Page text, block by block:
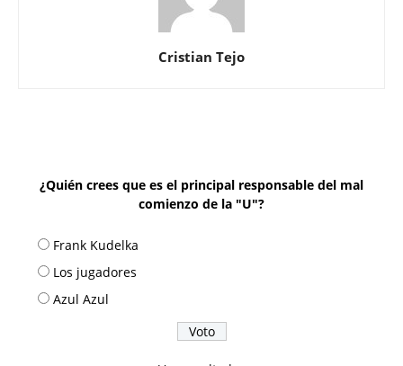
Cristian Tejo
¿Quién crees que es el principal responsable del mal
comienzo de la "U"?
Frank Kudelka
Los jugadores
Azul Azul